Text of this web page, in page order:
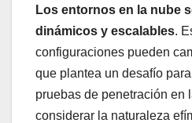
Los entornos en la nube
dinámicos y escalables.
configuraciones pueden
que plantea un desafío
pruebas de penetración en
considerar la naturaleza